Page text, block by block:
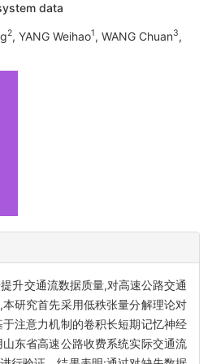
data
2, YANG Weihao1, WANG Chuan3,
升交通流数据质量,对高速公路交通
研究首先采用低秩张量分解理论对
注意力机制的卷积长短期记忆神经
东省高速公路收费系统实际交通流